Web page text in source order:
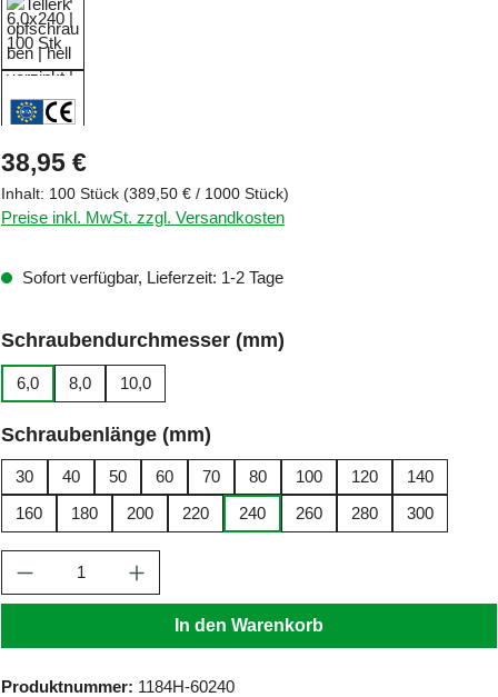
Regulärer Preis:
38,95 €
Inhalt: 100 Stück (389,50 € / 1000 Stück)
Preise inkl. MwSt. zzgl. Versandkosten
Sofort verfügbar, Lieferzeit: 1-2 Tage
Schraubendurchmesser (mm)
6,0 8,0 10,0
Schraubenlänge (mm)
30 40 50 60 70 80 100 120
140
160
180 200 220 240 260 280 300
Produkt Anzahl: Gib den gewünschten Wert
In den Warenkorb
Produktnummer: 1184H-60240